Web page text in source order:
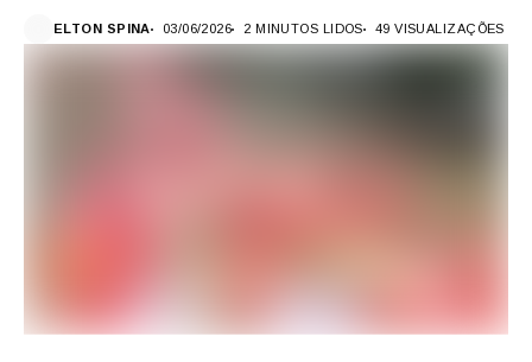
ELTON SPINA 03/06/2026 2 MINUTOS LIDOS 49 VISUALIZAÇÕES